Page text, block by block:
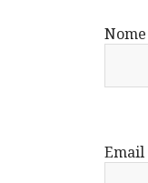
Nome
Email